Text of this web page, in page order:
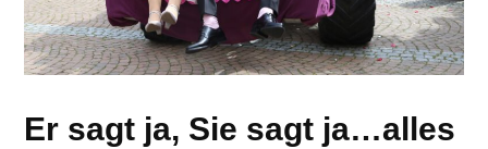
Er sagt ja, Sie sagt ja…alles